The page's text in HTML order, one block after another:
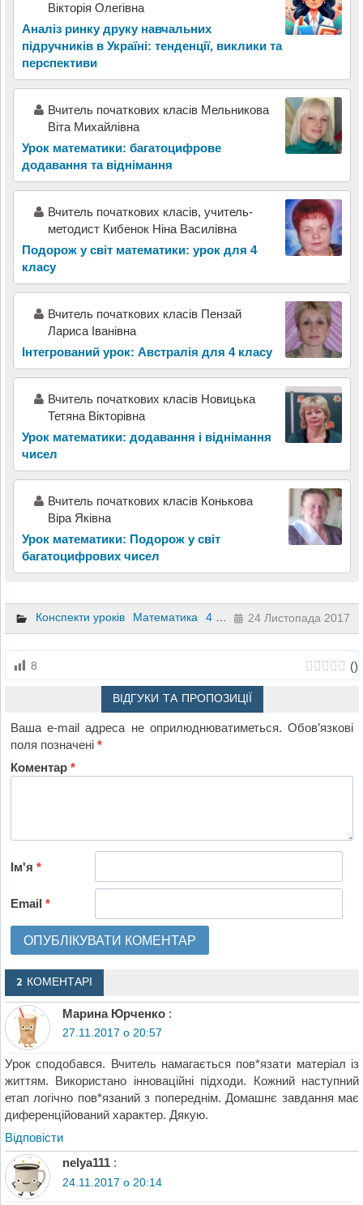
Вікторія Олегівна
Аналіз ринку друку навчальних
підручників в Україні: тенденції, виклики та
перспективи
Вчитель початкових класів Мельникова
Віта Михайлівна
Урок математики: багатоцифрове
додавання та віднімання
Вчитель початкових класів, учитель-
методист Кибенок Ніна Василівна
Подорож у світ математики: урок для 4
класу
Вчитель початкових класів Пензай
Лариса Іванівна
Інтегрований урок: Австралія для 4 класу
Вчитель початкових класів Новицька
Тетяна Вікторівна
Урок математики: додавання і віднімання
чисел
Вчитель початкових класів Конькова
Віра Яківна
Урок математики: Подорож у світ
багатоцифрових чисел
Конспекти уроків Математика 4 клас 24 Листопада 2017
8 ()
ВІДГУКИ ТА ПРОПОЗИЦІЇ
Ваша e-mail адреса не оприлюднюватиметься. Обов’язкові
поля позначені*
Коментар*
Ім'я*
Email*
2 КОМЕНТАРІ
Марина Юрченко :
27.11.2017 о 20:57
Урок сподобався. Вчитель намагається пов*язати матеріал із
життям. Використано інноваційні підходи. Кожний наступний
етап логічно пов*язаний з попереднім. Домашнє завдання має
диференційований характер. Дякую.
Відповіcти
nelya111 :
24.11.2017 о 20:14